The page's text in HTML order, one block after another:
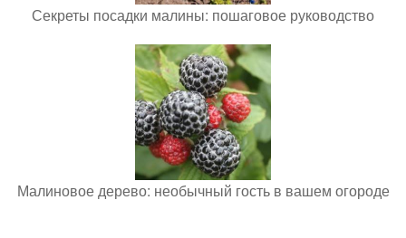
Секреты посадки малины: пошаговое руководство
Малиновое дерево: необычный гость в вашем огороде